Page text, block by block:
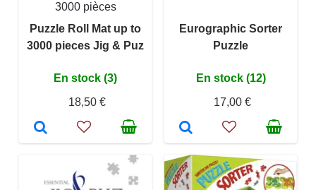
3000 pièces
Puzzle Roll Mat up to
3000 pieces Jig & Puz
En stock (3)
18,50 €
Eurographic Sorter
Puzzle
En stock (12)
17,00 €